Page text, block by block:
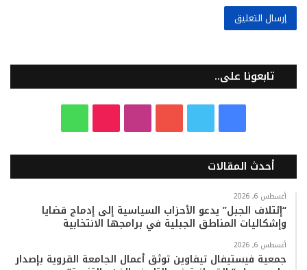
تابعونا على..
س
ب
و
ك
ي
ت
ر
ت
ي
و
ب
س
ق
ر
k
T
o
k
ت
س
ا
ب
أحدث المقالات
أغسطس 6, 2026
“إئتلاف الجبل” يدعو الأحزاب السياسية إلى إدماج قضايا
وإشكاليات المناطق الجبلية في برامجها الانتخابية
أغسطس 6, 2026
جمعية فيستيفال تيفاوين توثق أعمال الجامعة القروية بإصدار